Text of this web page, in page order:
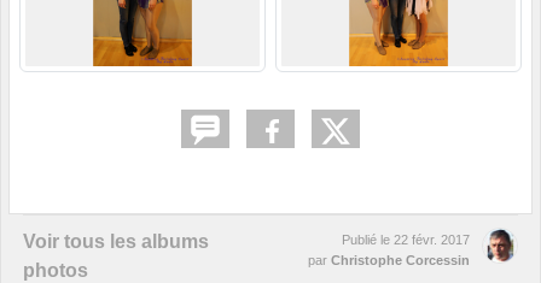
Voir tous les albums
photos
Publié le 22 févr. 2017
par Christophe Corcessin